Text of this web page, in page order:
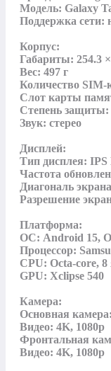
Модель: Galaxy
Поддержка сети:
Корпус:
Габариты: 254.3
Вес: 497 г
Количество SIM-
Слот карты
Степень защиты:
Звук: стерео
Дисплей:
Тип дисплея:
Частота
Диагональ
Разрешение
Платформа:
ОС: Android 15,
Процессор:
CPU: Octa-core, 8
GPU: Xclipse 540
Камера:
Основная
Видео: 4K, 1080p
Фронтальная
Видео: 4K, 1080p